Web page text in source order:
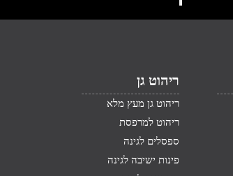
ריהוט גן
ריהוט גן מעץ מלא
ריהוט למרפסת
ספסלים לגינה
פינות ישיבה לגינה